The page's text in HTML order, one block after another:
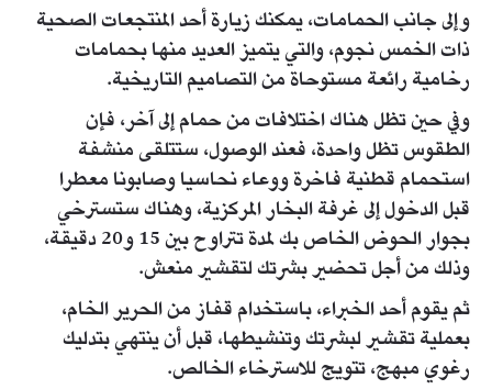
وإلى جانب الحمامات، يمكنك زيارة أحد المنتجعات الصحية
ذات الخمس نجوم، والتي يتميز العديد منها بحمامات
رخامية رائعة مستوحاة من التصاميم التاريخية.
وفي حين تظل هناك اختلافات من حمام إلى آخر، فإن
الطقوس تظل واحدة، فعند الوصول، ستتلقى منشفة
استحمام قطنية فاخرة ووعاء نحاسيا وصابونا معطرا
قبل الدخول إلى غرفة البخار المركزية، وهناك ستسترخي
بجوار الحوض الخاص بك لمدة تتراوح بين 15 و20 دقيقة،
وذلك من أجل تحضير بشرتك لتقشير منعش.
ثم يقوم أحد الخبراء، باستخدام قفاز من الحرير الخام،
بعملية تقشير لبشرتك وتنشيطها، قبل أن ينتهي بتدليك
رغوي مبهج، تتويج للاسترخاء الخالص.